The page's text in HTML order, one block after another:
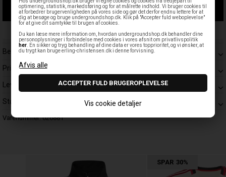
optimering, statistik, markedsføring og for at målrette indhold. Vi bruger cookies til
at forbedrer brugervenligheden på vores side og gør det derfor endnu lettere for at
dig at besøge og bruge undergroundshop.dk. Klik på "Accepter fuld weboplevelse"
for at give dit samtykke til brugen af cookies.
Du kan læse mere information om, hvordan undergroundshop.dk behandler dine
personoplysninger i forbindelse med cookies i vores afsnit om privatlivspolitik
her . En sikker og tryg behandling af dine data er vores topprioritet, og vi ønsker, at
du trygt kan bruge erling-christensen.dk i denne forvisning.
Vis cookie detaljer
LÆG I KURV
Leveringstid: 1-3 hverdage
Beskrivelse
Prisgaranti
Levering
Størrelsesguide
Varenummer:026881
SPAR 30%